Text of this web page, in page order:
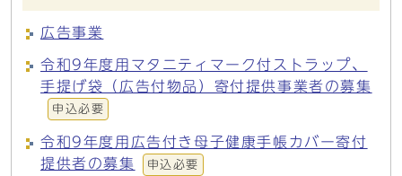
広告事業
令和9年度用マタニティマーク付ストラップ、
手提げ袋（広告付物品）寄付提供事業者の募集
申込必要
令和9年度用広告付き母子健康手帳カバー寄付
提供者の募集
申込必要